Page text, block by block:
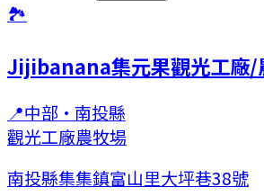
🏞
Jijibanana集元果觀光工廠/
📍中部 · 南投縣
觀光工廠農牧場
南投縣集集鎮富山里大坪巷38號